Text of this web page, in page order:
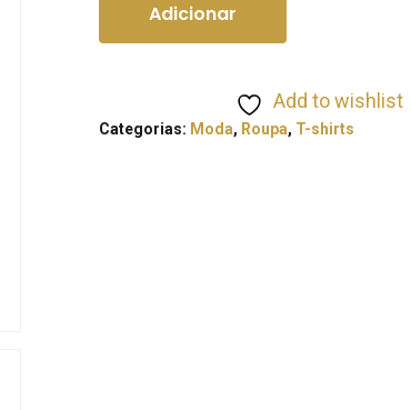
Adicionar
Add to wishlist
Categorias: Moda, Roupa, T-shirts